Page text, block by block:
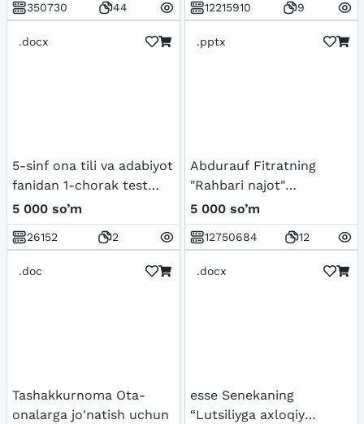
350730 44 12215910 9
.docx
5-sinf ona tili va adabiyot
fanidan 1-chorak test
topshiriqlari javoblari
bilan.
5 000 so’m
26152 2
.pptx
Abdurauf Fitratning
"Rahbari najot"
risolasidagi "Baxtsiz
odamlarning ikki
toifasi"ga oid qarashlari
5 000 so’m
12750684 12
.doc
Tashakkurnoma Ota-
onalarga jo'natish uchun
.docx
esse Senekaning
“Lutsiliyga axloqiy